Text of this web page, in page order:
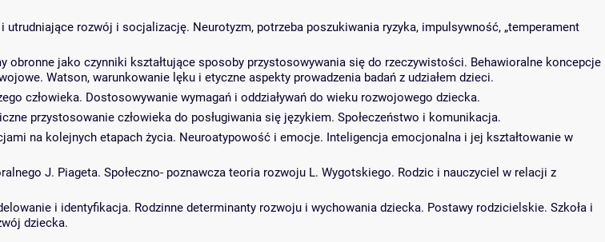
rozwój i socjalizację. Neurotyzm, potrzeba poszukiwania ryzyka, impulsywność, „temperament
obronne jako czynniki kształtujące sposoby przystosowywania się do rzeczywistości. Behawioralne koncepcje
Watson, warunkowanie lęku i etyczne aspekty prowadzenia badań z udziałem dzieci.
człowieka. Dostosowywanie wymagań i oddziaływań do wieku rozwojowego dziecka.
przystosowanie człowieka do posługiwania się językiem. Społeczeństwo i komunikacja.
na kolejnych etapach życia. Neuroatypowość i emocje. Inteligencja emocjonalna i jej kształtowanie w
J. Piageta. Społeczno- poznawcza teoria rozwoju L. Wygotskiego. Rodzic i nauczyciel w relacji z
i identyfikacja. Rodzinne determinanty rozwoju i wychowania dziecka. Postawy rodzicielskie. Szkoła i
dziecka.